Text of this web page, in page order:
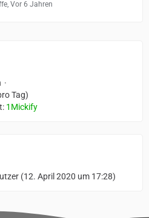
Vor 6 Jahren
Tag)
1Mickify
(12. April 2020 um 17:28)